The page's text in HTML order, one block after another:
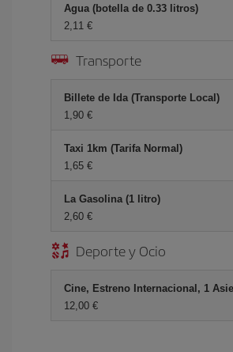
Agua (botella de 0.33 litros)
2,11 €
Transporte
Billete de Ida (Transporte Local)
1,90 €
Taxi 1km (Tarifa Normal)
1,65 €
La Gasolina (1 litro)
2,60 €
Deporte y Ocio
Cine, Estreno Internacional, 1
12,00 €